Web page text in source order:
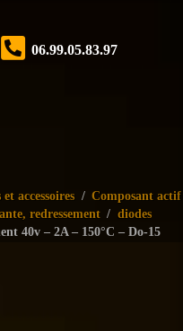
06.99.05.83.97
accessoires / Composant actif
redressement / diodes
40v – 2A – 150°C – Do-15